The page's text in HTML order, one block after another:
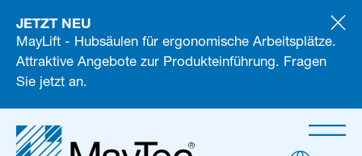
JETZT NEU
MayLift - Hubsäulen für ergonomische Arbeitsplätze.
Attraktive Angebote zur Produkteinführung. Fragen
Sie jetzt an.